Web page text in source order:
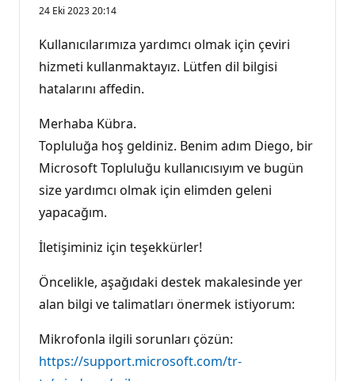
24 Eki 2023 20:14
Kullanıcılarımıza yardımcı olmak için çeviri
hizmeti kullanmaktayız. Lütfen dil bilgisi
hatalarını affedin.
Merhaba Kübra.
Topluluğa hoş geldiniz. Benim adım Diego, bir
Microsoft Topluluğu kullanıcısıyım ve bugün
size yardımcı olmak için elimden geleni
yapacağım.
İletişiminiz için teşekkürler!
Öncelikle, aşağıdaki destek makalesinde yer
alan bilgi ve talimatları önermek istiyorum:
Mikrofonla ilgili sorunları çözün:
https://support.microsoft.com/tr-